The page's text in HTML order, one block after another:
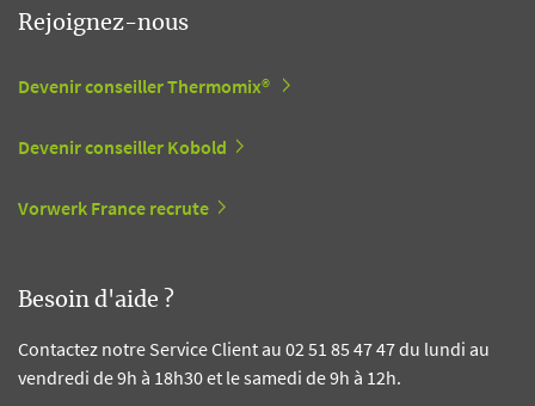
Rejoignez-nous
Devenir conseiller Thermomix®
Devenir conseiller Kobold
Vorwerk France recrute
Besoin d'aide ?
Contactez notre Service Client au 02 51 85 47 47 du lundi au
vendredi de 9h à 18h30 et le samedi de 9h à 12h.